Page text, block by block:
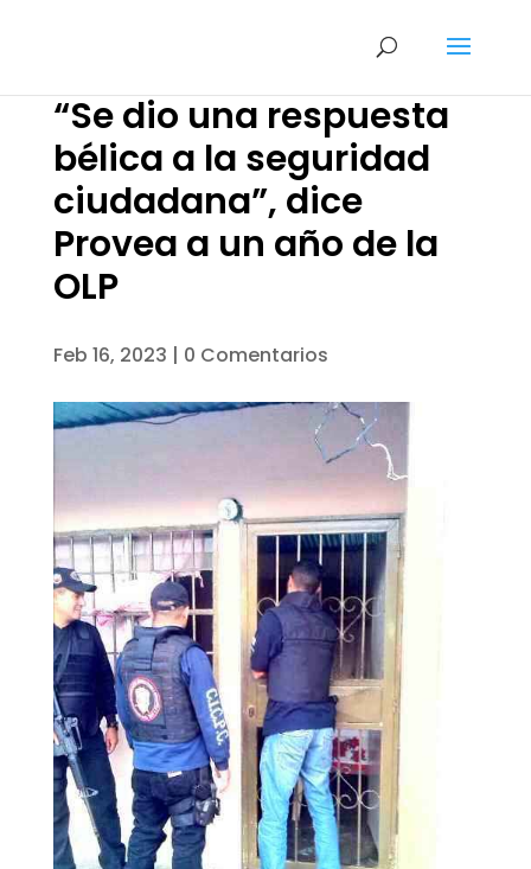
“Se dio una respuesta
bélica a la seguridad
ciudadana”, dice
Provea a un año de la
OLP
Feb 16, 2023 | 0 Comentarios